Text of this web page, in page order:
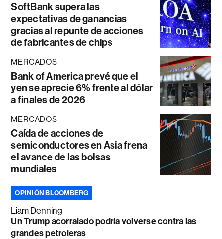
SoftBank supera las
expectativas de ganancias
gracias al repunte de acciones
de fabricantes de chips
MERCADOS
Bank of America prevé que el
yen se aprecie 6% frente al dólar
a finales de 2026
MERCADOS
Caída de acciones de
semiconductores en Asia frena
el avance de las bolsas
mundiales
OPINIÓN BLOOMBERG
Liam Denning
Un Trump acorralado podría volverse contra las
grandes petroleras